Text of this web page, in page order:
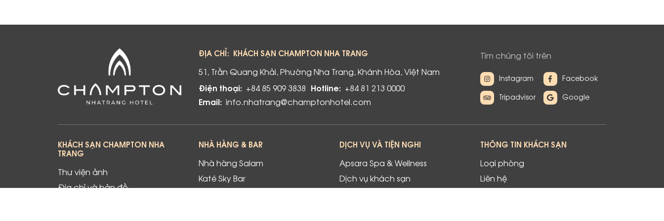
ĐỊA CHỈ: KHÁCH SẠN CHAMPTON NHA TRANG
51, Trần Quang Khải, Phường Nha Trang, Khánh Hòa, Việt Nam
Điện thoại: +84 85 909 3838 Hotline: +84 81 213 0000
Email: info.nhatrang@champtonhotel.com
Tìm chúng tôi trên
Instagram
Facebook
Tripadvisor
Google
KHÁCH SẠN CHAMPTON NHA
TRANG
Thư viện ảnh
Địa chỉ và bản đồ
NHÀ HÀNG & BAR
Nhà hàng Salam
Katé Sky Bar
DỊCH VỤ VÀ TIỆN NGHI
Apsara Spa & Wellness
Dịch vụ khách sạn
THÔNG TIN KHÁCH SẠN
Loại phòng
Liên hệ